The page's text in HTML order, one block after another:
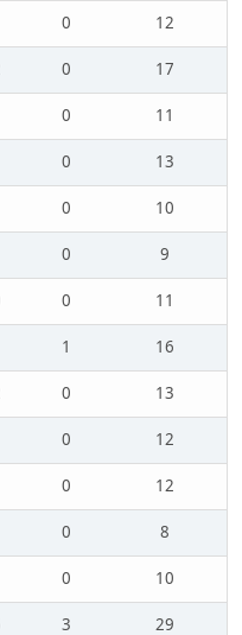
0
12
0
17
0
11
0
13
0
10
0
9
0
11
1
16
0
13
0
12
0
12
0
8
0
10
3
29